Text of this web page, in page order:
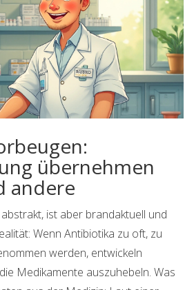
übernehmen
andere
ist aber brandaktuell und
Wenn Antibiotika zu oft, zu
werden, entwickeln
Medikamente auszuhebeln. Was